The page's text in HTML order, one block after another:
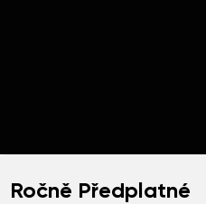
Ročně Předplatné